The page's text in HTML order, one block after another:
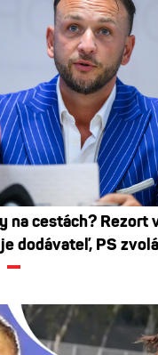
na cestách? Rezort
dodávateľ, PS